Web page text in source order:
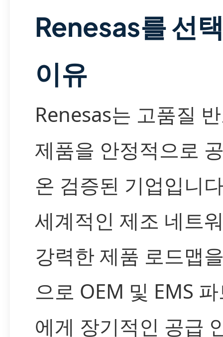
Renesas를 선
이유
Renesas는 고품질
제품을 안정적으로
온 검증된 기업입니
세계적인 제조 네트
강력한 제품 로드맵
으로 OEM 및 EMS
에게 장기적인 공급